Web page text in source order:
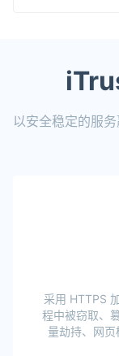
以安全稳定的服
采用 HTTPS
程中被窃取、
量劫持、网